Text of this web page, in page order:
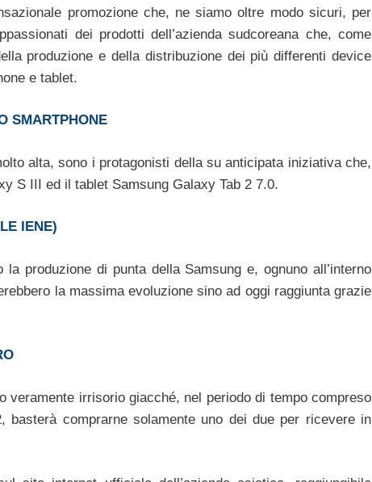
promozione che, ne siamo oltre modo sicuri, per
dei prodotti dell’azienda sudcoreana che, come
produzione e della distribuzione dei più differenti device
e tablet.
SMARTPHONE
alta, sono i protagonisti della su anticipata iniziativa che,
S III ed il tablet Samsung Galaxy Tab 2 7.0.
IENE)
produzione di punta della Samsung e, ognuno all’interno
la massima evoluzione sino ad oggi raggiunta grazie
irrisorio giacché, nel periodo di tempo compreso
comprarne solamente uno dei due per ricevere in